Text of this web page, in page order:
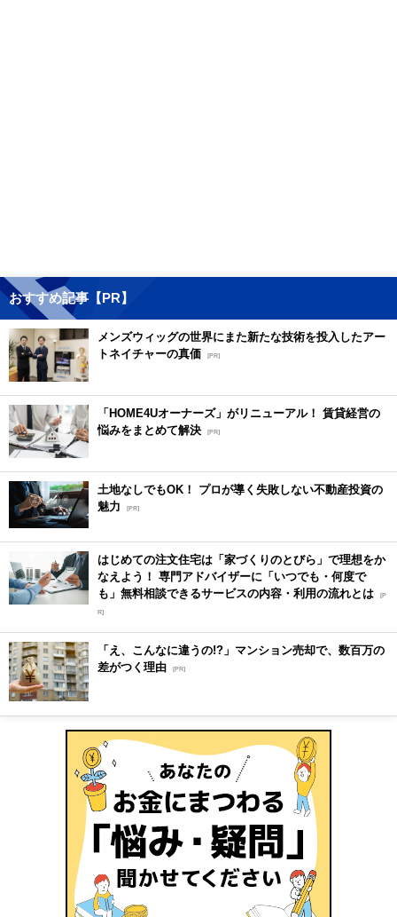
おすすめ記事【PR】
メンズウィッグの世界にまた新たな技術を投入したアー
トネイチャーの真価 [PR]
「HOME4Uオーナーズ」がリニューアル！ 賃貸経営の
悩みをまとめて解決 [PR]
土地なしでもOK！ プロが導く失敗しない不動産投資の
魅力
[PR]
はじめての注文住宅は「家づくりのとびら」で理想をか
なえよう！ 専門アドバイザーに「いつでも・何度で
も」無料相談できるサービスの内容・利用の流れとは [P
R]
「え、こんなに違うの!?」マンション売却で、数百万の
差がつく理由 [PR]